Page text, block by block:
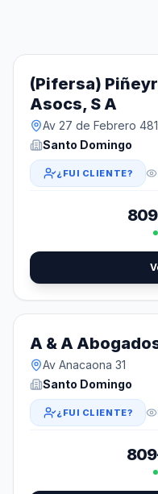
(Pifersa)
Asocs, S A
Av 27 de Febrero 481
Santo Domingo
¿FUI CLIENTE?
A & A
Av Anacaona 31
Santo Domingo
¿FUI CLIENTE?